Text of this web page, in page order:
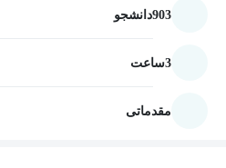
903دانشجو
3ساعت
مقدماتی